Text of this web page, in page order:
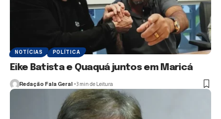
NOTÍCIAS POLÍTICA
Eike Batista e Quaquá juntos em Maricá
Redação Fala Geral 3 min de Leitura